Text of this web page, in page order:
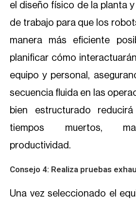
el diseño físico de la planta
de trabajo para que los
manera más eficiente
planificar cómo
equipo y personal,
secuencia fluida en las
bien estructurado
tiempos muertos,
productividad.
Consejo 4: Realiza pruebas
Una vez seleccionado el